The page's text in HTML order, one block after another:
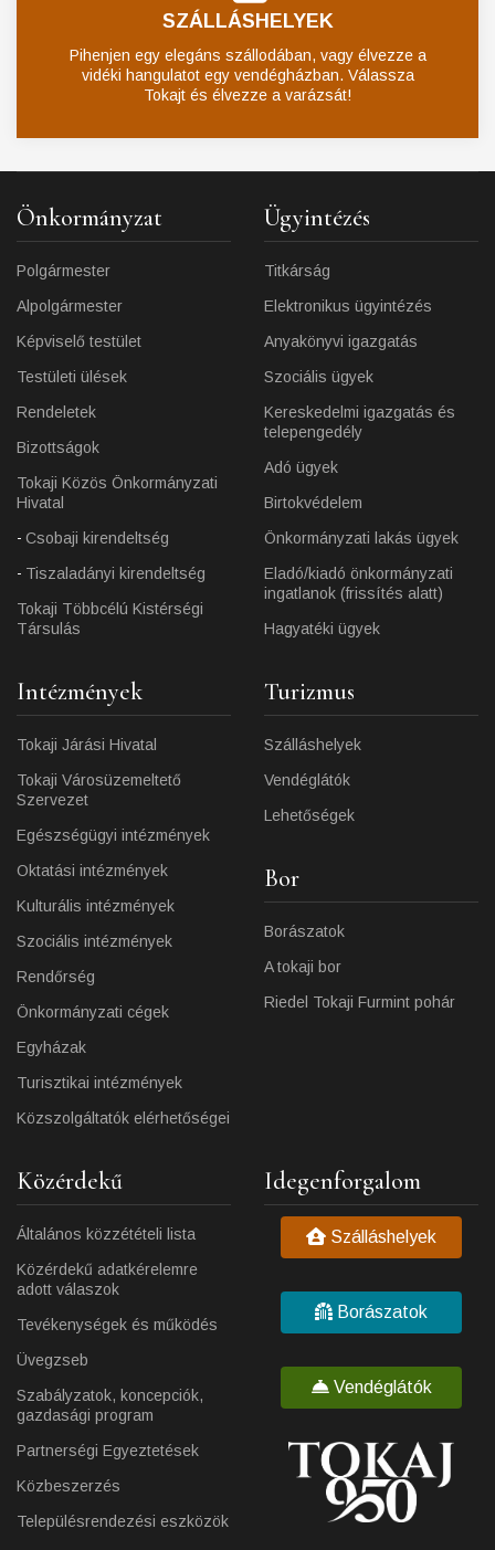
SZÁLLÁSHELYEK
Pihenjen egy elegáns szállodában, vagy élvezze a
vidéki hangulatot egy vendégházban. Válassza
Tokajt és élvezze a varázsát!
Önkormányzat
Polgármester
Alpolgármester
Képviselő testület
Testületi ülések
Rendeletek
Bizottságok
Tokaji Közös Önkormányzati
Hivatal
Csobaji kirendeltség
Tiszaladányi kirendeltség
Tokaji Többcélú Kistérségi
Társulás
Ügyintézés
Titkárság
Elektronikus ügyintézés
Anyakönyvi igazgatás
Szociális ügyek
Kereskedelmi igazgatás és
telepengedély
Adó ügyek
Birtokvédelem
Önkormányzati lakás ügyek
Eladó/kiadó önkormányzati
ingatlanok (frissítés alatt)
Hagyatéki ügyek
Intézmények
Tokaji Járási Hivatal
Tokaji Városüzemeltető
Szervezet
Egészségügyi intézmények
Oktatási intézmények
Kulturális intézmények
Szociális intézmények
Rendőrség
Önkormányzati cégek
Egyházak
Turisztikai intézmények
Közszolgáltatók elérhetőségei
Turizmus
Szálláshelyek
Vendéglátók
Lehetőségek
Bor
Borászatok
A tokaji bor
Riedel Tokaji Furmint pohár
Közérdekű
Általános közzétételi lista
Közérdekű adatkérelemre
adott válaszok
Tevékenységek és működés
Üvegzseb
Szabályzatok, koncepciók,
gazdasági program
Partnerségi Egyeztetések
Közbeszerzés
Településrendezési eszközök
Idegenforgalom
Szálláshelyek
Borászatok
Vendéglátók